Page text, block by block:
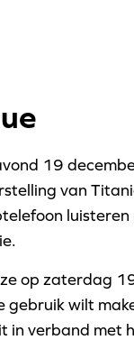
19
van
luisteren
op zaterdag
gebruik wilt
in verband met